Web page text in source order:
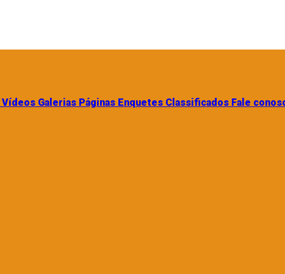
Vídeos Galerias Páginas Enquetes Classificados Fale